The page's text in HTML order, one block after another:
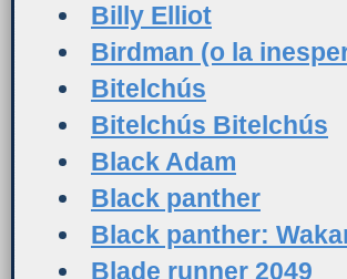
Billy Elliot
Birdman (o la
Bitelchús
Bitelchús Bitelchús
Black Adam
Black panther
Black panther:
Blade runner 2049